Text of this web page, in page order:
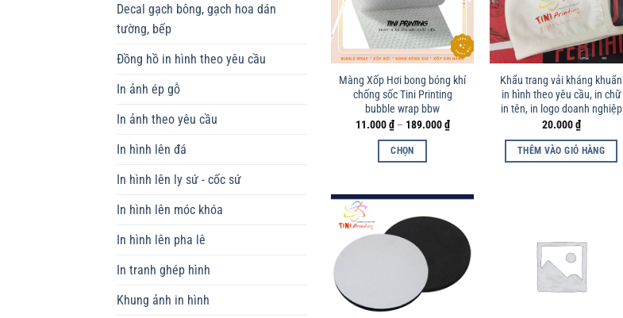
Decal gạch bông, gạch hoa dán
tường, bếp
Đồng hồ in hình theo yêu cầu
In ảnh ép gỗ
In ảnh theo yêu cầu
In hình lên đá
In hình lên ly sứ - cốc sứ
In hình lên móc khóa
In hình lên pha lê
In tranh ghép hình
Khung ảnh in hình
Màng Xốp Hơi bong bóng khí
chống sốc Tini Printing
bubble wrap bbw
11.000₫ – 189.000₫Khoảng
giá:
CHỌN
có
nhiều
Các
Khẩu trang vải kháng khuẩn
in hình theo yêu cầu, in chữ
in tên, in logo doanh nghiệp
20.000₫
THÊM VÀO GIỎ HÀNG